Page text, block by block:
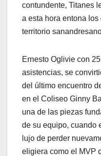
contundente, Titanes
a esta hora entona
territorio
Ernesto Oglivie con
asistencias, se
del último encuentro
en el Coliseo Ginny
una de las piezas
de su equipo, cuando
lujo de perder
eligiera como el MVP